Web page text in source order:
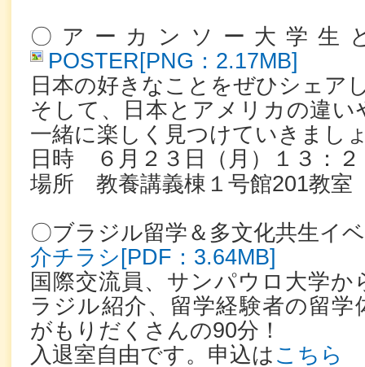
〇アーカンソー大学生
POSTER[PNG：2.17MB]
日本の好きなことをぜひシェア
そして、日本とアメリカの違い
一緒に楽しく見つけていきまし
日時 ６月２３日（月）１３：２
場所 教養講義棟１号館201教
〇ブラジル留学＆多文化共生
介チラシ[PDF：3.64MB]
国際交流員、サンパウロ大学
ラジル紹介、留学経験者の留
がもりだくさんの90分！
入退室自由です。申込は こちら